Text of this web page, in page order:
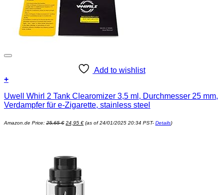
Add to wishlist
+
Uwell Whirl 2 Tank Clearomizer 3,5 ml, Durchmesser 25 mm,
Verdampfer für e-Zigarette, stainless steel
Amazon.de Price: 25,65€
Ursprünglicher
Preis
24,95 €
Aktueller
Preis
(as of 24/01/2025 20:34 PST- Details)